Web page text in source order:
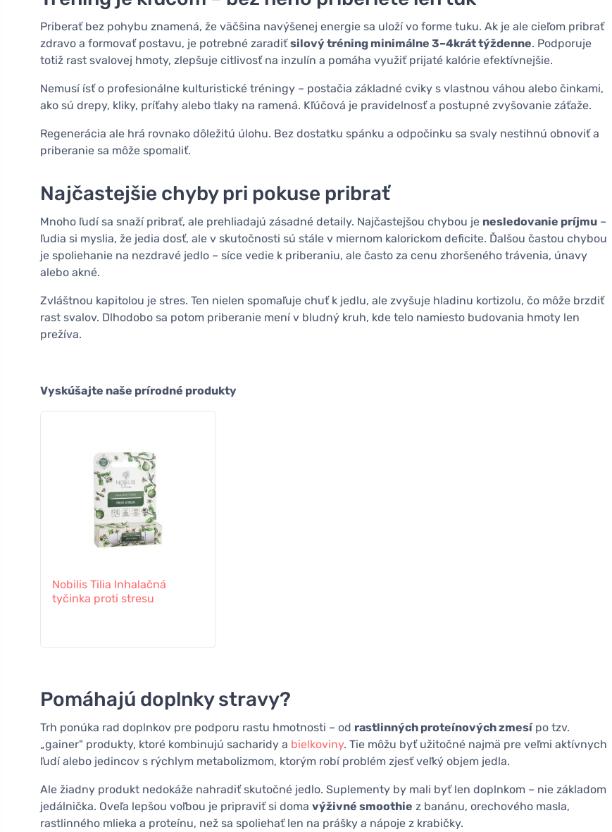
Priberať bez pohybu znamená, že väčšina navýšenej energie sa uloží vo forme tuku. Ak je ale cieľom pribrať
zdravo a formovať postavu, je potrebné zaradiťsilový tréning minimálne 3–4krát týždenne. Podporuje
totiž rast svalovej hmoty, zlepšuje citlivosť na inzulín a pomáha využiť prijaté kalórie efektívnejšie.
Nemusí ísť o profesionálne kulturistické tréningy – postačia základné cviky s vlastnou váhou alebo činkami,
ako sú drepy, kliky, príťahy alebo tlaky na ramená. Kľúčová je pravidelnosť a postupné zvyšovanie záťaže.
Regenerácia ale hrá rovnako dôležitú úlohu. Bez dostatku spánku a odpočinku sa svaly nestihnú obnoviť a
priberanie sa môže spomaliť.
Najčastejšie chyby pri pokuse pribrať
Mnoho ľudí sa snaží pribrať, ale prehliadajú zásadné detaily. Najčastejšou chybou je nesledovanie príjmu –
ľudia si myslia, že jedia dosť, ale v skutočnosti sú stále v miernom kalorickom deficite. Ďalšou častou chybou
je spoliehanie na nezdravé jedlo – síce vedie k priberaniu, ale často za cenu zhoršeného trávenia, únavy
alebo akné.
Zvláštnou kapitolou je stres. Ten nielen spomaľuje chuť k jedlu, ale zvyšuje hladinu kortizolu, čo môže brzdiť
rast svalov. Dlhodobo sa potom priberanie mení v bludný kruh, kde telo namiesto budovania hmoty len
prežíva.
Vyskúšajte naše prírodné produkty
Nobilis Tilia Inhalačná
tyčinka proti stresu
Pomáhajú doplnky stravy?
Trh ponúka rad doplnkov pre podporu rastu hmotnosti – od rastlinných proteínových zmesípo tzv.
„gainer" produkty, ktoré kombinujú sacharidy a bielkoviny. Tie môžu byť užitočné najmä pre veľmi aktívnych
ľudí alebo jedincov s rýchlym metabolizmom, ktorým robí problém zjesť veľký objem jedla.
Ale žiadny produkt nedokáže nahradiť skutočné jedlo. Suplementy by mali byť len doplnkom – nie základom
jedálnička. Oveľa lepšou voľbou je pripraviť si doma výživné smoothie z banánu, orechového masla,
rastlinného mlieka a proteínu, než sa spoliehať len na prášky a nápoje z krabičky.